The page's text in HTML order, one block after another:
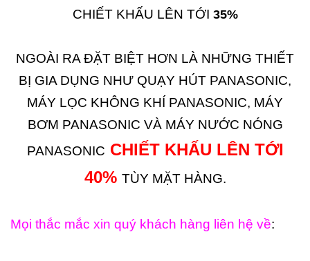
CHIẾT KHẤU LÊN TỚI 35%
NGOÀI RA ĐẶT BIỆT HƠN LÀ NHỮNG THIẾT
BỊ GIA DỤNG NHƯ QUẠY HÚT PANASONIC,
MÁY LỌC KHÔNG KHÍ PANASONIC, MÁY
BƠM PANASONIC VÀ MÁY NƯỚC NÓNG
PANASONIC CHIẾT KHẤU LÊN TỚI
40% TÙY MẶT HÀNG.
Mọi thắc mắc xin quý khách hàng liên hệ về: